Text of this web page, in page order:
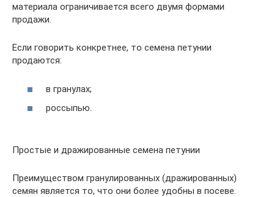
материала ограничивается всего двумя формами
продажи.
Если говорить конкретнее, то семена петунии
продаются:
в гранулах;
россыпью.
Простые и дражированные семена петунии
Преимуществом гранулированных (дражированных)
семян является то, что они более удобны в посеве.